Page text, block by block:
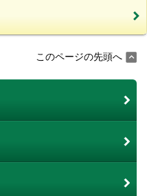
このページの先頭へ